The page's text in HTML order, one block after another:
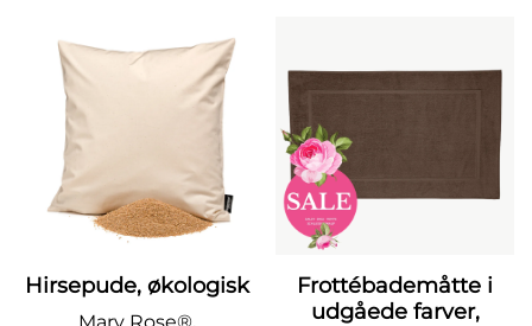
Hirsepude, økologisk
Frottébademåtte i
udgåede farver,